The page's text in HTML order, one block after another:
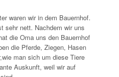
waren wir in dem Bauernhof.
sehr nett. Nachdem wir uns
die Oma uns den Bauernhof
die Pferde, Ziegen, Hasen
man sich um diese Tiere
Auskunft, weil wir auf